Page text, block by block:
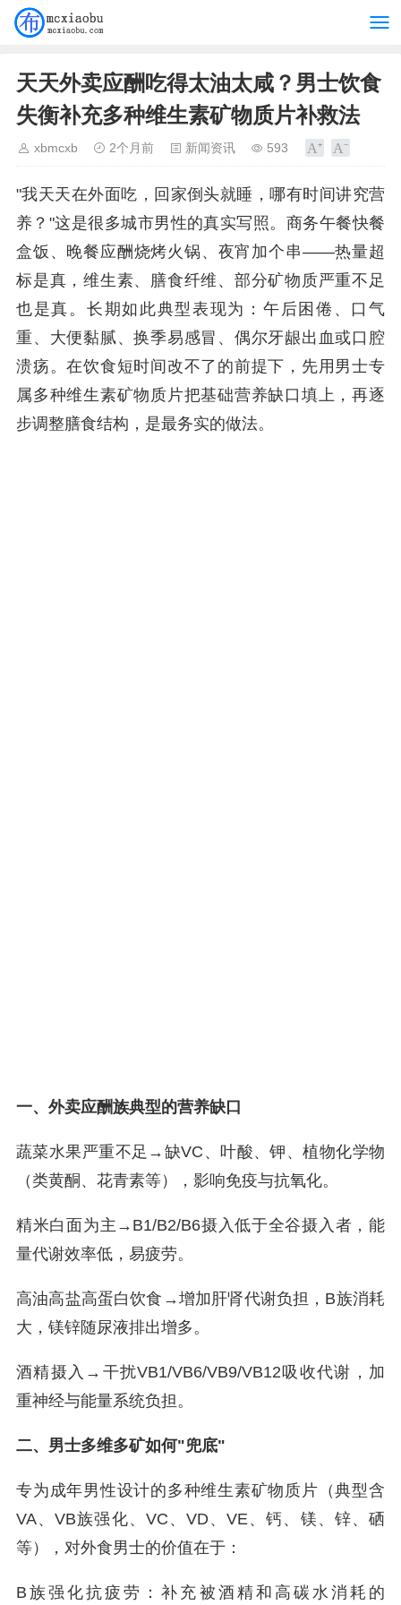
天天外卖应酬吃得太油太咸？男士饮食
失衡补充多种维生素矿物质片补救法
xbmcxb 2个月前 新闻资讯 593
"我天天在外面吃，回家倒头就睡，哪有时间讲究营
养？"这是很多城市男性的真实写照。商务午餐快餐
盒饭、晚餐应酬烧烤火锅、夜宵加个串——热量超
标是真，维生素、膳食纤维、部分矿物质严重不足
也是真。长期如此典型表现为：午后困倦、口气
重、大便黏腻、换季易感冒、偶尔牙龈出血或口腔
溃疡。在饮食短时间改不了的前提下，先用男士专
属多种维生素矿物质片把基础营养缺口填上，再逐
步调整膳食结构，是最务实的做法。
一、外卖应酬族典型的营养缺口
蔬菜水果严重不足→缺VC、叶酸、钾、植物化学物
（类黄酮、花青素等），影响免疫与抗氧化。
精米白面为主→B1/B2/B6摄入低于全谷摄入者，能
量代谢效率低，易疲劳。
高油高盐高蛋白饮食→增加肝肾代谢负担，B族消耗
大，镁锌随尿液排出增多。
酒精摄入→干扰VB1/VB6/VB9/VB12吸收代谢，加
重神经与能量系统负担。
二、男士多维多矿如何"兜底"
专为成年男性设计的多种维生素矿物质片（典型含
VA、VB族强化、VC、VD、VE、钙、镁、锌、硒
等），对外食男士的价值在于：
B族强化抗疲劳：补充被酒精和高碳水消耗的